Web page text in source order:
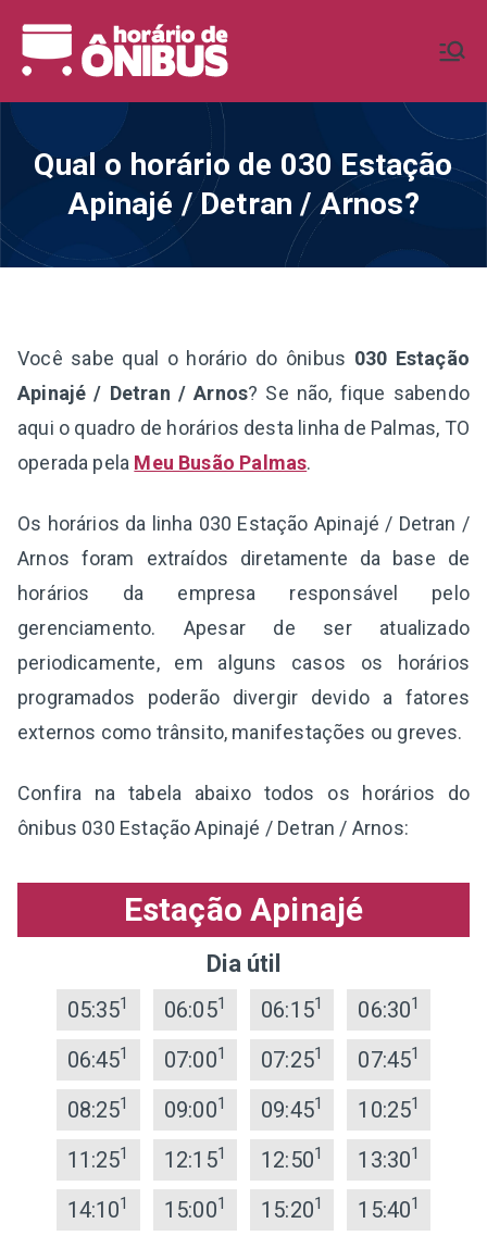
para
Ônibus BR
Horários de Ônibus de todo o
Qual o horário de 030 Estação
Apinajé / Detran / Arnos?
Você sabe qual o horário do ônibus 030 Estação
Apinajé / Detran / Arnos? Se não, fique sabendo
aqui o quadro de horários desta linha de Palmas, TO
operada pela Meu Busão Palmas.
Os horários da linha 030 Estação Apinajé / Detran /
Arnos foram extraídos diretamente da base de
horários da empresa responsável pelo
gerenciamento. Apesar de ser atualizado
periodicamente, em alguns casos os horários
programados poderão divergir devido a fatores
externos como trânsito, manifestações ou greves.
Confira na tabela abaixo todos os horários do
ônibus 030 Estação Apinajé / Detran / Arnos:
Estação Apinajé
Dia útil
05:351 06:051 06:151 06:301
06:451 07:001 07:251 07:451
08:251 09:001 09:451 10:251
11:251 12:151 12:501 13:301
14:101 15:001 15:201 15:401